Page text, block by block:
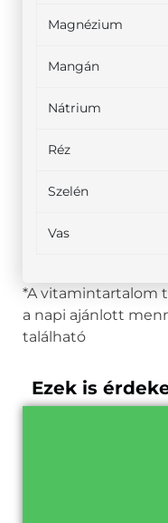
Magnézium
Mangán
Nátrium
Réz
Szelén
Vas
*A vitamintartalom
a napi ajánlott
található
Ezek is